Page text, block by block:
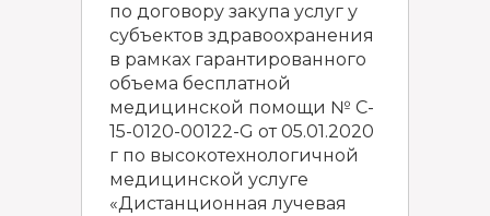
по договору закупа услуг у
субъектов здравоохранения
в рамках гарантированного
объема бесплатной
медицинской помощи № C-
15-0120-00122-G от 05.01.2020
г по высокотехнологичной
медицинской услуге
«Дистанционная лучевая